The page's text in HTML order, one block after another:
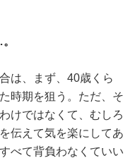
は、まず、40歳くら
時期を狙う。ただ、そ
けではなくて、むしろ
伝えて気を楽にしてあ
べて背負わなくていい